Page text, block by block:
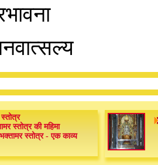
स्तोत्र की महिमा
भक्तामर स्तोत्र - एक काव्य